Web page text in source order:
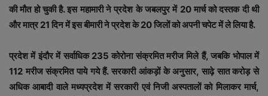
की मौत हो चुकी है. इस महामारी ने प्रदेश के जबलपुर में 20 मार्च को दस्तक दी थी
और मात्र 21 दिन में इस बीमारी ने प्रदेश के 20 जिलों को अपनी चपेट में ले लिया है.
प्रदेश में इंदौर में सर्वाधिक 235 कोरोना संक्रमित मरीज मिले हैं, जबकि भोपाल में
112 मरीज संक्रमित पाये गये हैं. सरकारी आंकड़ों के अनुसार, साढ़े सात करोड़ से
अधिक आबादी वाले मध्यप्रदेश में सरकारी एवं निजी अस्पतालों को मिलाकर मार्च,